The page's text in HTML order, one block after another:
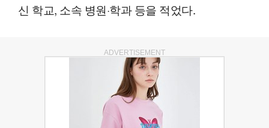
신 학교, 소속 병원·학과 등을 적었다.
ADVERTISEMENT